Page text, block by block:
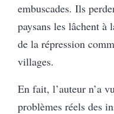
embuscades. Ils
paysans les lâchent à
de la répression
villages.
En fait, l’auteur n’a
problèmes réels des